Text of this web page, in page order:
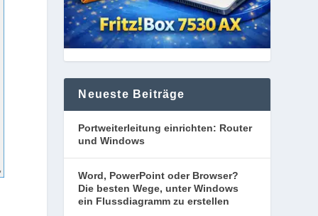
Neueste Beiträge
Portweiterleitung einrichten: Router
und Windows
Word, PowerPoint oder Browser?
Die besten Wege, unter Windows
ein Flussdiagramm zu erstellen